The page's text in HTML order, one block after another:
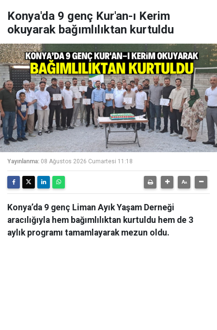
Konya'da 9 genç Kur'an-ı Kerim
okuyarak bağımlılıktan kurtuldu
Yayınlanma: 08 Ağustos 2026 Cumartesi 11:18
Konya’da 9 genç Liman Ayık Yaşam Derneği
aracılığıyla hem bağımlılıktan kurtuldu hem de 3
aylık programı tamamlayarak mezun oldu.